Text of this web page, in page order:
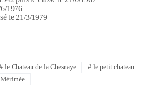
6/1976
le 21/3/1979
# le Chateau de la Chesnaye # le petit chateau